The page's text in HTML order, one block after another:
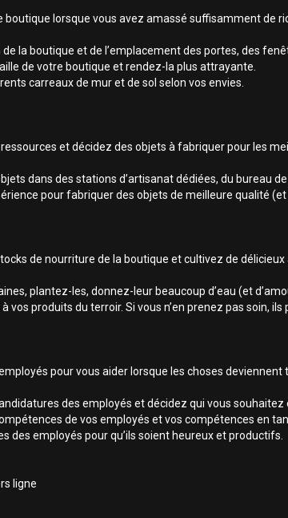
boutique lorsque vous avez amassé suffisamment de
de la boutique et de l’emplacement des portes, des
de votre boutique et rendez-la plus attrayante.
carreaux de mur et de sol selon vos envies.
et décidez des objets à fabriquer pour les
dans des stations d’artisanat dédiées, du bureau
pour fabriquer des objets de meilleure qualité (et
de nourriture de la boutique et cultivez de
plantez-les, donnez-leur beaucoup d’eau (et
vos produits du terroir. Si vous n’en prenez pas soin,
pour vous aider lorsque les choses
des employés et décidez qui vous souhaitez
de vos employés et vos compétences en
des employés pour qu’ils soient heureux et productifs.
ligne